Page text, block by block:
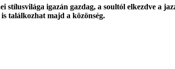
igazán gazdag, a soultól elkezdve a
találkozhat majd a közönség.